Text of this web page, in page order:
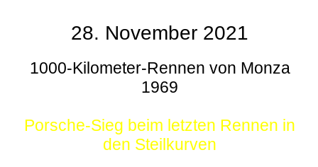
28. November 2021
1000-Kilometer-Rennen von Monza
1969
Porsche-Sieg beim letzten Rennen in
den Steilkurven